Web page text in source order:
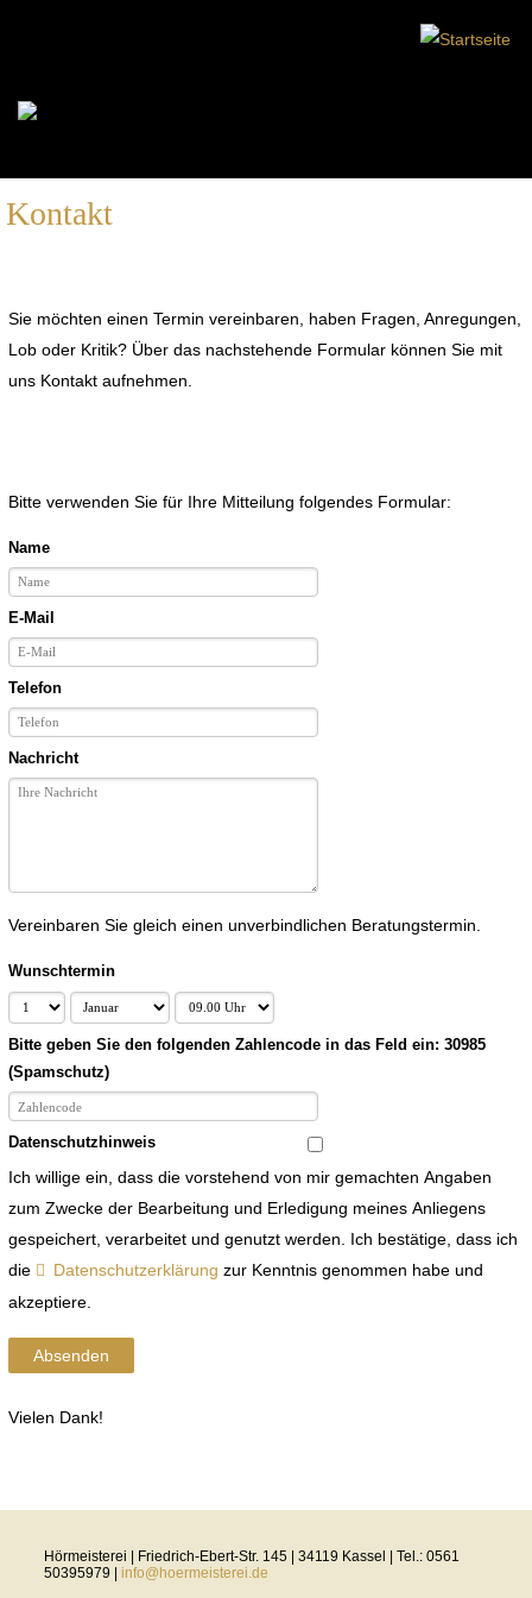
Kontakt
Sie möchten einen Termin vereinbaren, haben Fragen, Anregungen,
Lob oder Kritik? Über das nachstehende Formular können Sie mit
uns Kontakt aufnehmen.
Bitte verwenden Sie für Ihre Mitteilung folgendes Formular:
Name
E-Mail
Telefon
Nachricht
Vereinbaren Sie gleich einen unverbindlichen Beratungstermin.
Wunschtermin
Bitte geben Sie den folgenden Zahlencode in das Feld ein: 30985
(Spamschutz)
Datenschutzhinweis
Ich willige ein, dass die vorstehend von mir gemachten Angaben
zum Zwecke der Bearbeitung und Erledigung meines Anliegens
gespeichert, verarbeitet und genutzt werden. Ich bestätige, dass ich
die
Datenschutzerklärung zur Kenntnis genommen habe und
akzeptiere.
Absenden
Vielen Dank!
Hörmeisterei | Friedrich-Ebert-Str. 145 | 34119 Kassel | Tel.: 0561
50395979 |info@hoermeisterei.de